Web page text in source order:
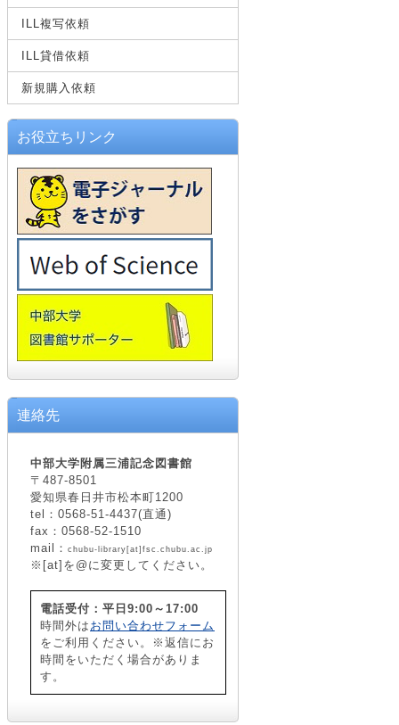
ILL複写依頼
ILL貸借依頼
新規購入依頼
お役立ちリンク
連絡先
中部大学附属三浦記念図書館
〒487-8501
愛知県春日井市松本町1200
tel：0568-51-4437(直通)
fax：0568-52-1510
mail： chubu-library[at]fsc.chubu.ac.jp
※[at]を@に変更してください。
電話受付：平日9:00～17:00
時間外は お問い合わせフォーム
をご利用ください。※返信にお
時間をいただく場合がありま
す。